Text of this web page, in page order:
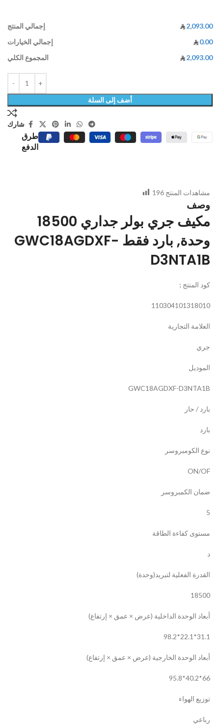
إجمالي المنتج
2,093.00
إجمالي الخيارات
0.00
المجموع الكلي
2,093.00
أضف إلى السلة
شارك
طرق
الدفع
مشاهدات المنتج 196
وصف
مكيف جري بولر جداري 18500
وحدة, بارد فقط GWC18AGDXF-
D3NTA1B
كود المنتج ;
110304101318010
العلامة التجارية
جري
الموديل
GWC18AGDXF-D3NTA1B
بارد / حار
بارد
نوع الكومبروسر
ON/OF
ضمان الكمبروسر
5
مستوى كفاءة الطاقة
د
القدرة الفعلية لتبريد(وحدة)
18500
أبعاد الوحدة الداخلية (عرض × عمق × إرتفاع)
98.2*22.1*31.1
أبعاد الوحدة الخارجية (عرض × عمق × إرتفاع)
95.8*40.2*66
توزيع الهواء
رباعي